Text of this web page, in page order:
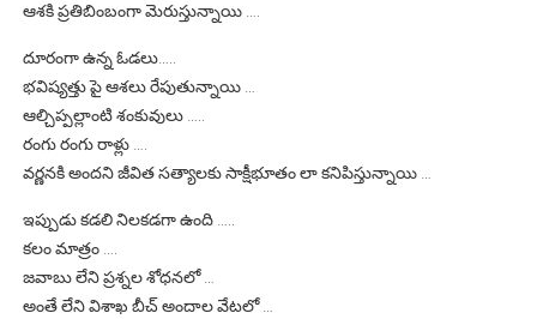
ఆశకి ప్రతిబింబంగా మెరుస్తున్నాయి ….
దూరంగా ఉన్న ఓడలు…..
భవిష్యత్తు పై ఆశలు రేపుతున్నాయి …
ఆల్చిప్పల్లాంటి శంకువులు …..
రంగు రంగు రాళ్లు ….
వర్ణనకి అందని జీవిత సత్యాలకు సాక్షీభూతం లా కనిపిస్తున్నాయి …
ఇప్పుడు కడలి నిలకడగా ఉంది …..
కలం మాత్రం ….
జవాబు లేని ప్రశ్నల శోధనలో …
అంతే లేని విశాఖ బీచ్ అందాల వేటలో …